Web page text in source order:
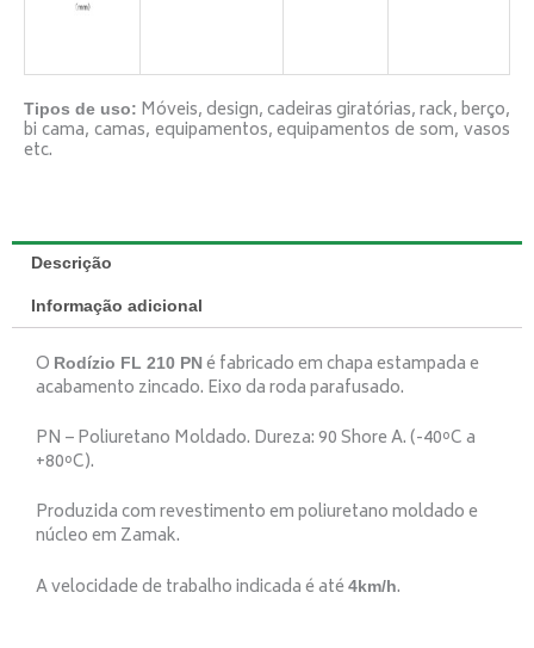
Tipos de uso: Móveis, design, cadeiras giratórias, rack, berço,
bi cama, camas, equipamentos, equipamentos de som, vasos
etc.
Descrição
Informação adicional
O Rodízio FL 210 PN é fabricado em chapa estampada e
acabamento zincado. Eixo da roda parafusado.
PN – Poliuretano Moldado. Dureza: 90 Shore A. (-40ºC a
+80ºC).
Produzida com revestimento em poliuretano moldado e
núcleo em Zamak.
A velocidade de trabalho indicada é até 4km/h.